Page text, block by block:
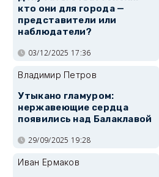
кто они для города —
представители или
наблюдатели?
03/12/2025 17:36
Владимир Петров
Утыкано гламуром:
нержавеющие сердца
появились над Балаклавой
29/09/2025 19:28
Иван Ермаков